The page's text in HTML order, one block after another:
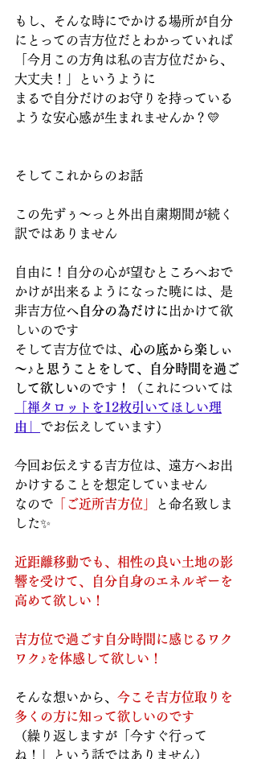
もし、そんな時にでかける場所が自分
にとっての吉方位だとわかっていれば
「今月この方角は私の吉方位だから、
大丈夫！」というように
まるで自分だけのお守りを持っている
ような安心感が生まれませんか？💛
そしてこれからのお話
この先ずぅ～っと外出自粛期間が続く
訳ではありません
自由に！自分の心が望むところへおで
かけが出来るようになった暁には、是
非吉方位へ自分の為だけに 出かけて欲
しいのです
そして吉方位では、 心の底から楽しぃ
～♪と思うことをして、自分時間を過ご
して欲しいのです！（これについては
「禅タロットを12枚引いてほしい理
由」 でお伝えしています）
今回お伝えする吉方位は、遠方へお出
かけすることを想定していません
なので 「ご近所吉方位」
と命名致しま
した✨
近距離移動でも、相性の良い土地の影
響を受けて、自分自身のエネルギーを
高めて欲しい！
吉方位で過ごす自分時間に感じるワク
ワク♪を体感して欲しい！
そんな想いから、 今こそ吉方位取りを
多くの方に知って欲しいのです
（繰り返しますが「今すぐ行って
ね！」という話ではありません）